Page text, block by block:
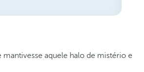
aquele halo de mistério e